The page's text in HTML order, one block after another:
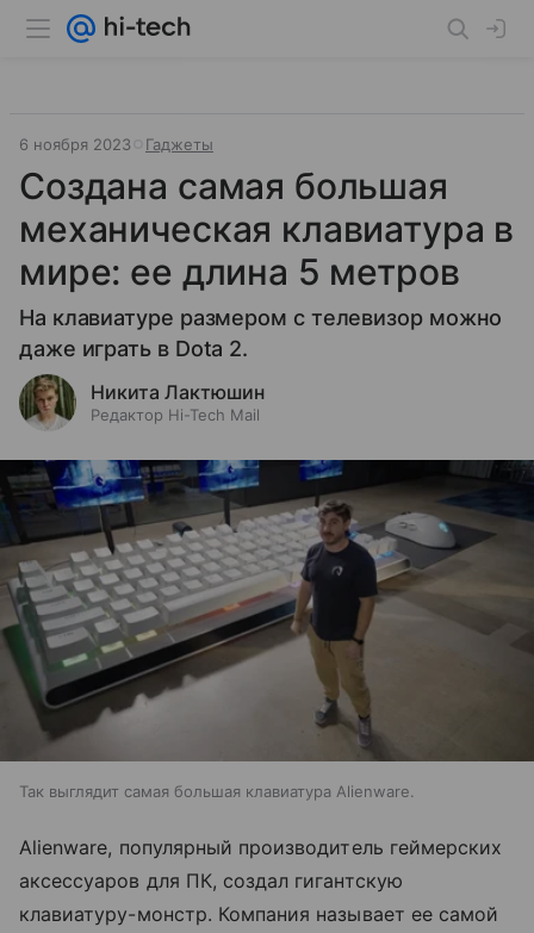
6 ноября 2023 Гаджеты
Создана самая большая
механическая клавиатура в
мире: ее длина 5 метров
На клавиатуре размером с телевизор можно
даже играть в Dota 2.
Никита Лактюшин
Редактор Hi-Tech Mail
Так выглядит самая большая клавиатура Alienware.
Alienware, популярный производитель геймерских
аксессуаров для ПК, создал гигантскую
клавиатуру-монстр. Компания называет ее самой